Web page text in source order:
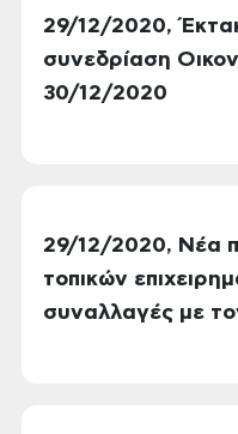
29/12/2020,
συνεδρίαση
30/12/2020
29/12/2020, Νέα
τοπικών
συναλλαγές με